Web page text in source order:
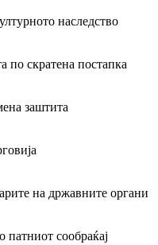
наследство
по скратена постапка
заштита
на државните органи
сообраќај